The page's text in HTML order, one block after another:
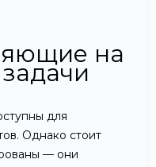
на
для
Однако стоит
— они